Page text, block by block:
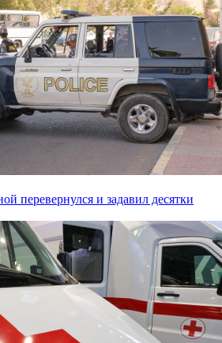
перевернулся и задавил десятки